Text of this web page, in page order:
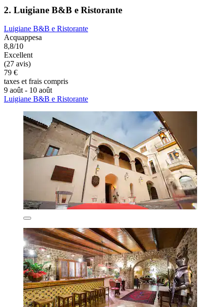
2. Luigiane B&B e Ristorante
Luigiane B&B e Ristorante
Acquappesa
8,8/10
Excellent
(27 avis)
79 €
taxes et frais compris
9 août - 10 août
Luigiane B&B e Ristorante